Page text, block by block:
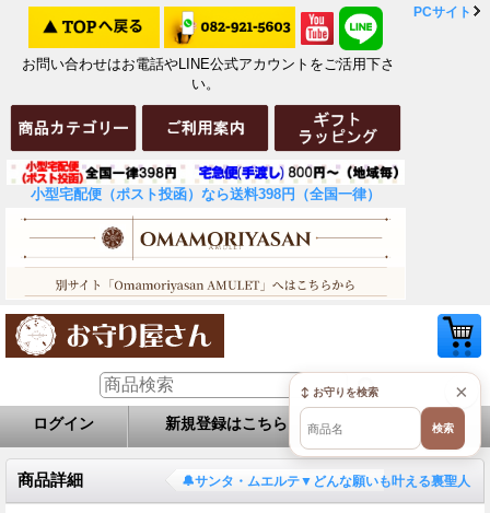
お問い合わせはお電話やLINE公式アカウントをご活用下さ
い。
小型宅配便（ポスト投函）なら送料398円（全国一律）
PCサイト
ログイン 新規登録はこちら お問い合せ
商品詳細 🔔サンタ・ムエルテ▼どんな願いも叶える裏聖人
×
↕ お守りを検索
検索